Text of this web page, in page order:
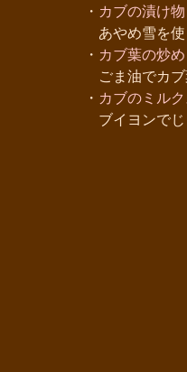
・ カブの漬け物
あやめ雪を使
・ カブ葉の炒
ごま油でカブ
・ カブのミル
ブイヨンでじ